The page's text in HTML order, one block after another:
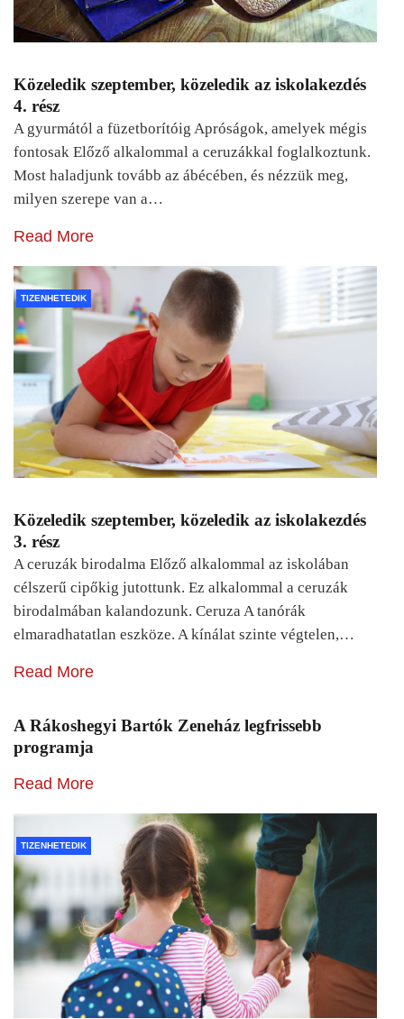
Közeledik szeptember, közeledik az iskolakezdés
4. rész
A gyurmától a füzetborítóig Apróságok, amelyek mégis
fontosak Előző alkalommal a ceruzákkal foglalkoztunk.
Most haladjunk tovább az ábécében, és nézzük meg,
milyen szerepe van a…
Read More
TIZENHETEDIK
Közeledik szeptember, közeledik az iskolakezdés
3. rész
A ceruzák birodalma Előző alkalommal az iskolában
célszerű cipőkig jutottunk. Ez alkalommal a ceruzák
birodalmában kalandozunk. Ceruza A tanórák
elmaradhatatlan eszköze. A kínálat szinte végtelen,…
Read More
A Rákoshegyi Bartók Zeneház legfrissebb
programja
Read More
TIZENHETEDIK